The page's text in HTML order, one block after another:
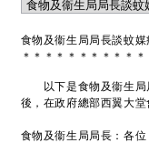
食物及衞生局局長談蚊
＊ ＊ ＊ ＊ ＊ ＊ ＊ ＊ ＊ ＊ ＊
以下是食物及衞生局
後，在政府總部西翼大堂
食物及衞生局局長：各